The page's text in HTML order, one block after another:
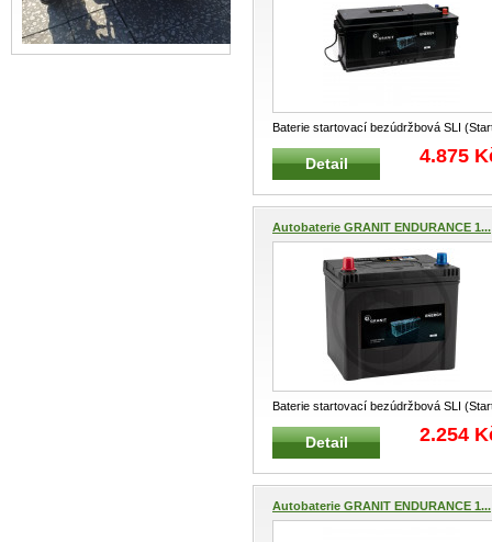
Baterie startovací bezúdržbová SLI
Light, Ignition) - Standardní sta
...
Detail 4.875
Autobaterie GRANIT ENDURANCE 1...
Baterie startovací bezúdržbová SLI
Light, Ignition) - Standardní sta
...
Detail 2.254
Autobaterie GRANIT ENDURANCE 1...